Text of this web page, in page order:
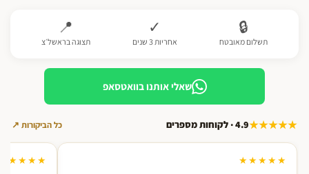
🔒
תשלום מאובטח
✓
אחריות 3 שנים
📍
תצוגה בראשל׳צ
שאלי אותנו בוואטסאפ
★★★★★4.9 · לקוחות מספרים כל הביקורות ↗
★★★★★